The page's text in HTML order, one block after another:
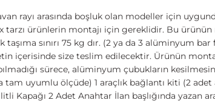
rayı arasında boşluk olan modeller için
tarzı ürünlerin montajı için gereklidir. Bu
sınırı 75 kg dır. (2 ya da 3 alüminyum bar
içerisinde size teslim edilecektir. Ürünün
sürece, alüminyum çubukların
tam uyumlu ölçüde) 1 araçlık bağlantı kiti (2
Kapağı 2 Adet Anahtar İlan başlığında yazan